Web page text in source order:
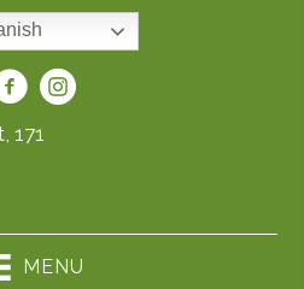
171
MENU